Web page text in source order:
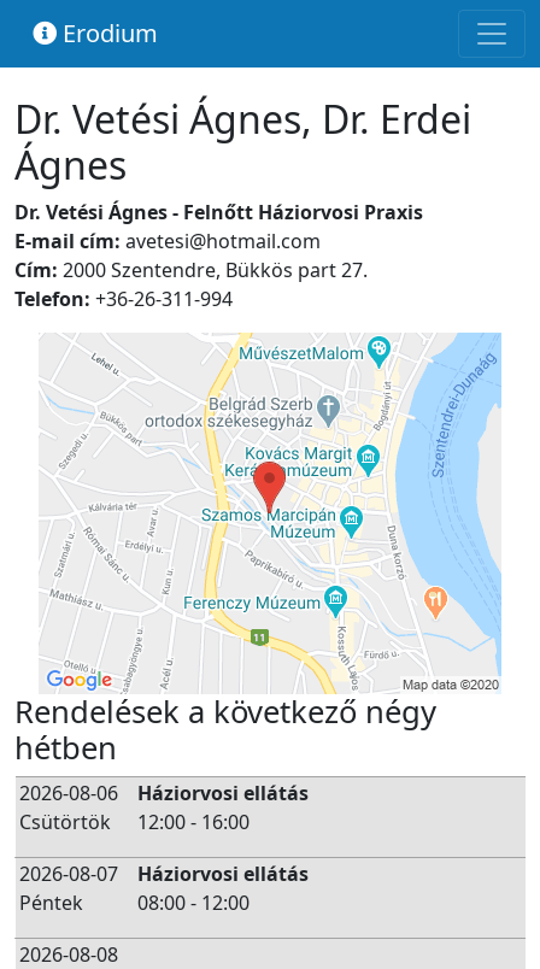
Erodium
Dr. Vetési Ágnes, Dr. Erdei
Ágnes
Dr. Vetési Ágnes - Felnőtt Háziorvosi Praxis
E-mail cím: avetesi@hotmail.com
Cím: 2000 Szentendre, Bükkös part 27.
Telefon: +36-26-311-994
Rendelések a következő négy
hétben
2026-08-06
Csütörtök
Háziorvosi ellátás
12:00 - 16:00
2026-08-07
Péntek
Háziorvosi ellátás
08:00 - 12:00
2026-08-08